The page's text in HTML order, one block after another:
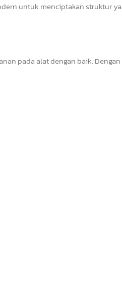
untuk menciptakan struktur
pada alat dengan baik.